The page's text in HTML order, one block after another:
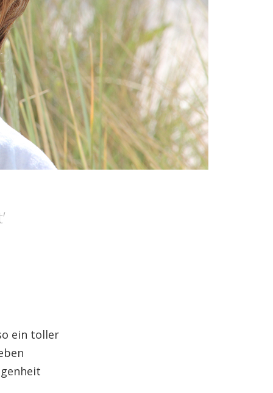
’
ein toller